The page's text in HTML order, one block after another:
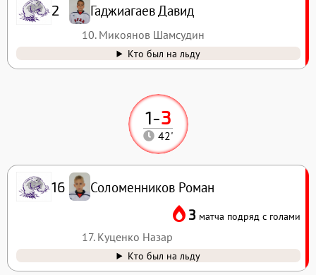
1-3
42'
16 Соломенников Роман
3 матча подряд с голами
17. Куценко Назар
Кто был на льду
2 Гаджиагаев Давид
10. Микоянов Шамсудин
Кто был на льду